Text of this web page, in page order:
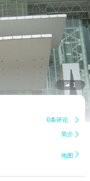
 1
0条评论 
简介 
地图 